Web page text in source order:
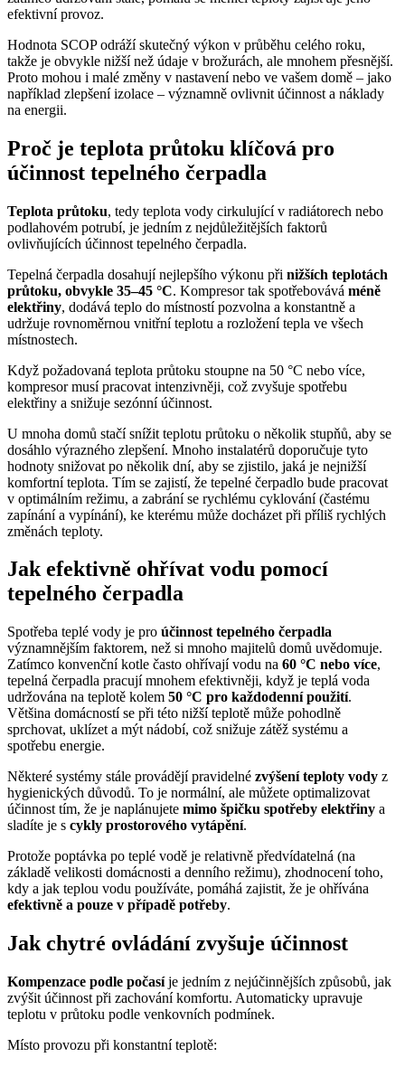
efektivní provoz.
Hodnota SCOP odráží skutečný výkon v průběhu celého roku,
takže je obvykle nižší než údaje v brožurách, ale mnohem přesnější.
Proto mohou i malé změny v nastavení nebo ve vašem domě – jako
například zlepšení izolace – významně ovlivnit účinnost a náklady
na energii.
Proč je teplota průtoku klíčová pro
účinnost tepelného čerpadla
Teplota průtoku, tedy teplota vody cirkulující v radiátorech nebo
podlahovém potrubí, je jedním z nejdůležitějších faktorů
ovlivňujících účinnost tepelného čerpadla.
Tepelná čerpadla dosahují nejlepšího výkonu při nižších teplotách
průtoku, obvykle 35–45 °C. Kompresor tak spotřebovává méně
elektřiny, dodává teplo do místností pozvolna a konstantně a
udržuje rovnoměrnou vnitřní teplotu a rozložení tepla ve všech
místnostech.
Když požadovaná teplota průtoku stoupne na 50 °C nebo více,
kompresor musí pracovat intenzivněji, což zvyšuje spotřebu
elektřiny a snižuje sezónní účinnost.
U mnoha domů stačí snížit teplotu průtoku o několik stupňů, aby se
dosáhlo výrazného zlepšení. Mnoho instalatérů doporučuje tyto
hodnoty snižovat po několik dní, aby se zjistilo, jaká je nejnižší
komfortní teplota. Tím se zajistí, že tepelné čerpadlo bude pracovat
v optimálním režimu, a zabrání se rychlému cyklování (častému
zapínání a vypínání), ke kterému může docházet při příliš rychlých
změnách teploty.
Jak efektivně ohřívat vodu pomocí
tepelného čerpadla
Spotřeba teplé vody je pro účinnost tepelného čerpadla
významnějším faktorem, než si mnoho majitelů domů uvědomuje.
Zatímco konvenční kotle často ohřívají vodu na 60 °C nebo více,
tepelná čerpadla pracují mnohem efektivněji, když je teplá voda
udržována na teplotě kolem 50 °C pro každodenní použití.
Většina domácností se při této nižší teplotě může pohodlně
sprchovat, uklízet a mýt nádobí, což snižuje zátěž systému a
spotřebu energie.
Některé systémy stále provádějí pravidelné zvýšení teploty vody z
hygienických důvodů. To je normální, ale můžete optimalizovat
účinnost tím, že je naplánujete mimo špičku spotřeby elektřiny a
sladíte je s cykly prostorového vytápění.
Protože poptávka po teplé vodě je relativně předvídatelná (na
základě velikosti domácnosti a denního režimu), zhodnocení toho,
kdy a jak teplou vodu používáte, pomáhá zajistit, že je ohřívána
efektivně a pouze v případě potřeby.
Jak chytré ovládání zvyšuje účinnost
Kompenzace podle počasíje jedním z nejúčinnějších způsobů, jak
zvýšit účinnost při zachování komfortu. Automaticky upravuje
teplotu v průtoku podle venkovních podmínek.
Místo provozu při konstantní teplotě: